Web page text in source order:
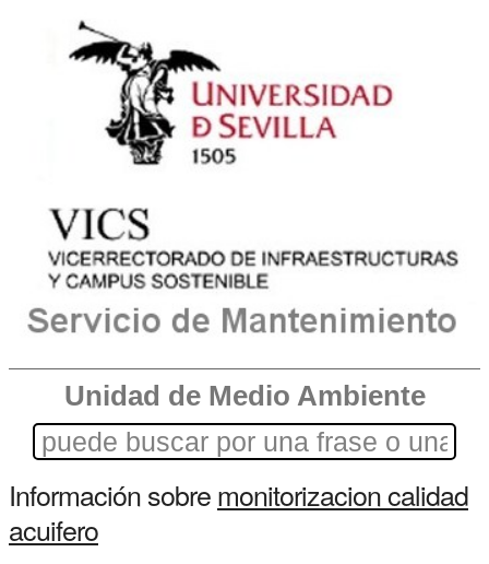
Unidad de Medio Ambiente
Información sobremonitorizacion calidad
acuifero